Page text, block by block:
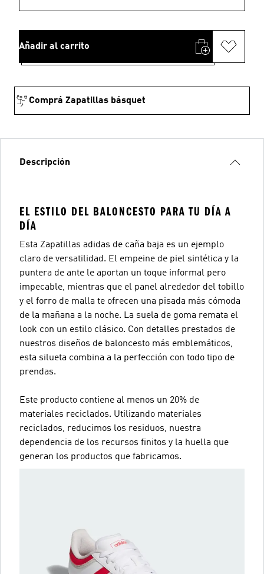
Añadir al carrito
Comprá Zapatillas básquet
Descripción
EL ESTILO DEL BALONCESTO PARA TU DÍA A
DÍA
Esta Zapatillas adidas de caña baja es un ejemplo
claro de versatilidad. El empeine de piel sintética y la
puntera de ante le aportan un toque informal pero
impecable, mientras que el panel alrededor del tobillo
y el forro de malla te ofrecen una pisada más cómoda
de la mañana a la noche. La suela de goma remata el
look con un estilo clásico. Con detalles prestados de
nuestros diseños de baloncesto más emblemáticos,
esta silueta combina a la perfección con todo tipo de
prendas.
Este producto contiene al menos un 20% de
materiales reciclados. Utilizando materiales
reciclados, reducimos los residuos, nuestra
dependencia de los recursos finitos y la huella que
generan los productos que fabricamos.